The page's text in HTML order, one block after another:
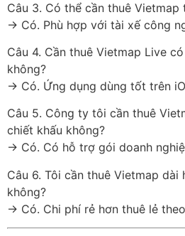
Câu 3. Có thể cần thuê Vietmap
→ Có. Phù hợp với tài xế công
Câu 4. Cần thuê Vietmap Live
không?
→ Có. Ứng dụng dùng tốt trên
Câu 5. Công ty tôi cần thuê
chiết khấu không?
→ Có. Có hỗ trợ gói doanh
Câu 6. Tôi cần thuê Vietmap dài
không?
→ Có. Chi phí rẻ hơn thuê lẻ